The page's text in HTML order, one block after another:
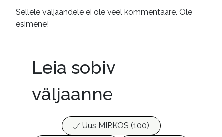
Sellele väljaandele ei ole veel kommentaare. Ole
esimene!
Leia sobiv
väljaanne
Uus MIRKOS (100)